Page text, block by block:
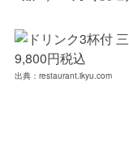
出典：restaurant.ikyu.com